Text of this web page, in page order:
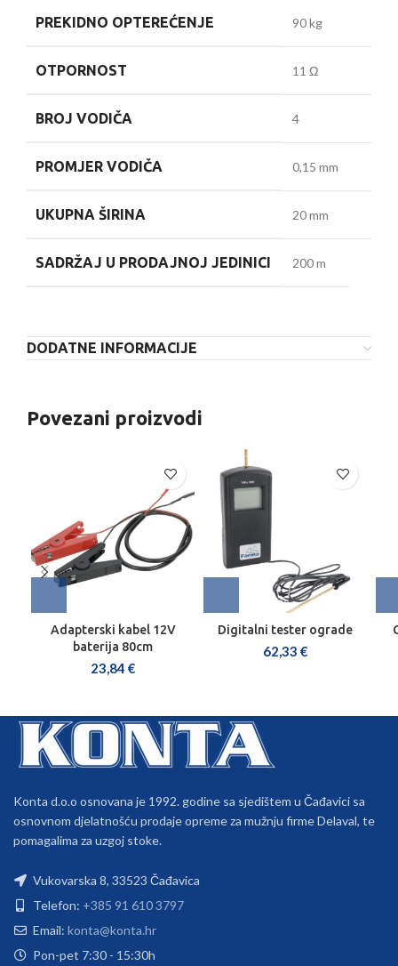
PREKIDNO OPTEREĆENJE 90 kg
OTPORNOST 11 Ω
BROJ VODIČA 4
PROMJER VODIČA 0,15 mm
UKUPNA ŠIRINA 20 mm
SADRŽAJ U PRODAJNOJ JEDINICI 200 m
DODATNE INFORMACIJE
Povezani proizvodi
Adapterski kabel 12V
baterija 80cm
23,84 €
Digitalni tester ograde
62,33 €
Konta d.o.o osnovana je 1992. godine sa sjedištem u Čađavici sa
osnovnom djelatnošću prodaje opreme za mužnju firme Delaval, te
pomagalima za uzgoj stoke.
Vukovarska 8, 33523 Čađavica
Telefon: +385 91 610 3797
Email: konta@konta.hr
Pon-pet 7:30 - 15:30h